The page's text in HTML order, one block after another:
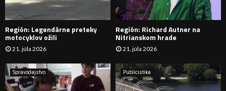
D
A
Región: Legendárne preteky
motocyklov ožili
21. júla 2026
Región: Richard Autner na
Nitrianskom hrade
21. júla 2026
Spravodajstvo Publicistika